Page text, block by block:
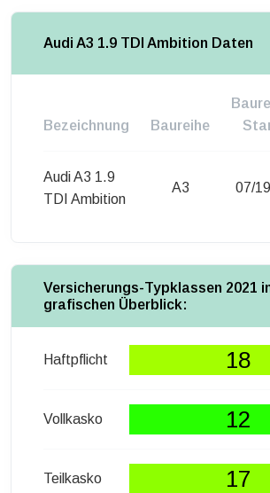
Audi A3 1.9 TDI Ambition Daten
Bezeichnung Baureihe
Audi A3 1.9
TDI Ambition
A3 07/
Versicherungs-Typklassen 2021
grafischen Überblick:
Haftpflicht 18
Vollkasko 12
Teilkasko 17